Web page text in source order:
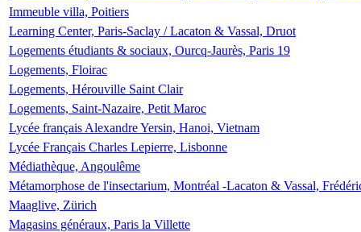
Immeuble villa, Poitiers
Learning Center, Paris-Saclay / Lacaton & Vassal, Druot
Logements étudiants & sociaux, Ourcq-Jaurès, Paris 19
Logements, Floirac
Logements, Hérouville Saint Clair
Logements, Saint-Nazaire, Petit Maroc
Lycée français Alexandre Yersin, Hanoi, Vietnam
Lycée Français Charles Lepierre, Lisbonne
Médiathèque, Angoulême
Métamorphose de l'insectarium, Montréal -Lacaton & Vassal,
Maaglive, Zürich
Magasins généraux, Paris la Villette